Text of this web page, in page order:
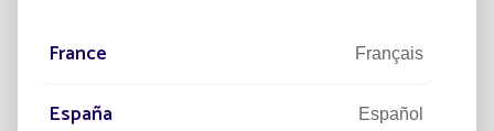
POUR TRANSFORMER LA VILLE
autonomes Smartlight
fabriqués par Fonroche Lighting.
France Français
España Español